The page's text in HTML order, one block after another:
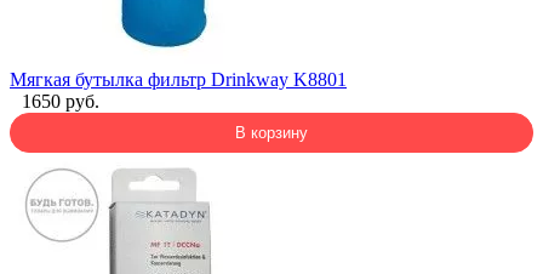
Мягкая бутылка фильтр Drinkway K8801
1650 руб.
В корзину